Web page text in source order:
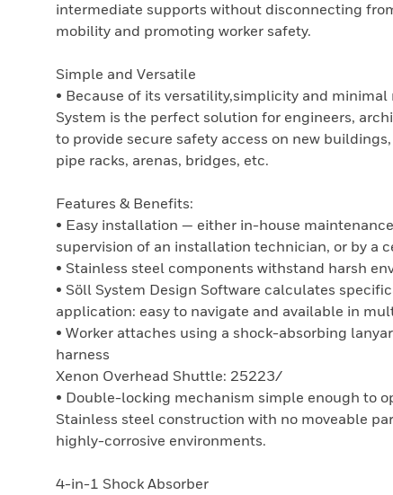
intermediate supports without disconnecting
mobility and promoting worker safety.
Simple and Versatile
• Because of its versatility,simplicity and minimal
System is the perfect solution for engineers,
to provide secure safety access on new
pipe racks, arenas, bridges, etc.
Features & Benefits:
• Easy installation — either in-house
supervision of an installation technician, or by a
• Stainless steel components withstand harsh
• Söll System Design Software calculates
application: easy to navigate and available in
• Worker attaches using a shock-absorbing
harness
Xenon Overhead Shuttle: 25223/
• Double-locking mechanism simple enough to
Stainless steel construction with no moveable
highly-corrosive environments.
4-in-1 Shock Absorber